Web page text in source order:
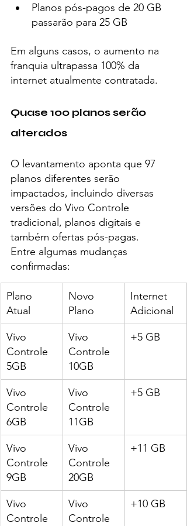
Planos pós-pagos de 20 GB
passarão para 25 GB
Em alguns casos, o aumento na
franquia ultrapassa 100% da
internet atualmente contratada.
Quase 100 planos serão
alterados
O levantamento aponta que 97
planos diferentes serão
impactados, incluindo diversas
versões do Vivo Controle
tradicional, planos digitais e
também ofertas pós-pagas.
Entre algumas mudanças
confirmadas:
Plano
Atual
Novo
Plano
Internet
Adicional
Vivo
Controle
5GB
Vivo
Controle
10GB
+5 GB
Vivo
Controle
6GB
Vivo
Controle
11GB
+5 GB
Vivo
Controle
9GB
Vivo
Controle
20GB
+11 GB
Vivo
Controle
Vivo
Controle
+10 GB